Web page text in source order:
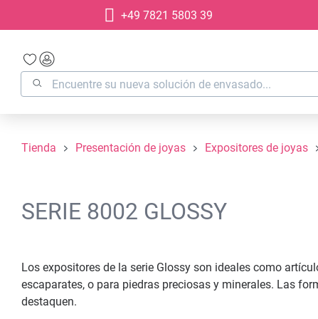
Saltar a la navegación principal
+49 7821 5803 39
Tienda Presentación de joyas Expositores de joyas
SERIE 8002 GLOSSY
Los expositores de la serie Glossy son ideales como
escaparates, o para piedras preciosas y minerales. Las
destaquen.